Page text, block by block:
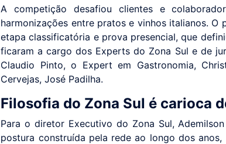
A competição desafiou clientes e
harmonizações entre pratos e vinhos italianos. O
etapa classificatória e prova presencial, que
ficaram a cargo dos Experts do Zona Sul e de
Claudio Pinto, o Expert em Gastronomia,
Cervejas, José Padilha.
Filosofia do Zona Sul é carioca
Para o diretor Executivo do Zona Sul,
postura construída pela rede ao longo dos